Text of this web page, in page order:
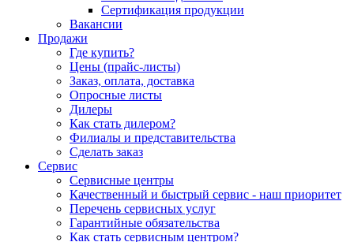
Сертификация продукции
Вакансии
Продажи
Где купить?
Цены (прайс-листы)
Заказ, оплата, доставка
Опросные листы
Дилеры
Как стать дилером?
Филиалы и представительства
Сделать заказ
Сервис
Сервисные центры
Качественный и быстрый сервис - наш приоритет
Перечень сервисных услуг
Гарантийные обязательства
Как стать сервисным центром?